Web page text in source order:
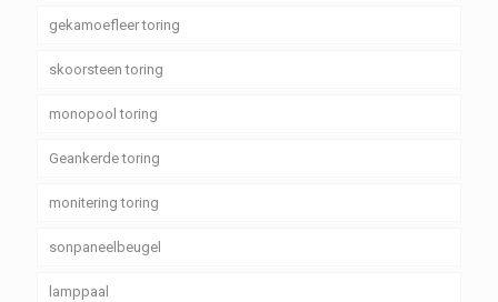
gekamoefleer toring
skoorsteen toring
monopool toring
Geankerde toring
monitering toring
sonpaneelbeugel
lamppaal